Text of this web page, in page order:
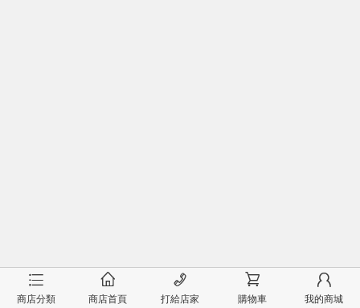
󰂦
商店分類
󰂠
商店首頁
󰄫
打給店家
󰂟
購物車
󰂢
我的商城